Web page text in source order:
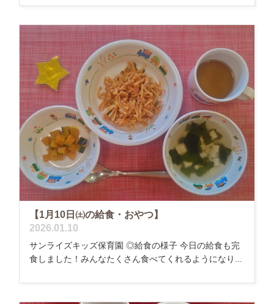
【1月10日㈯の給食・おやつ】
2026.01.10
サンライズキッズ保育園 ◎給食の様子 今日の給食も完
食しました！みんなたくさん食べてくれるようになり...